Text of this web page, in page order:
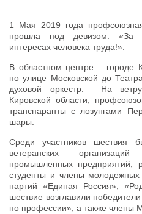
1 Мая 2019 года
прошла под девизом: «За
интересах человека труда!».
В областном центре – городе
по улице Московской до
духовой оркестр. На
Кировской области,
транспаранты с лозунгами
шары.
Среди участников шествия
ветеранских
промышленных предприятий,
студенты и члены молодежных
партий «Единая Россия»,
шествие возглавили
по профессии», а также члены